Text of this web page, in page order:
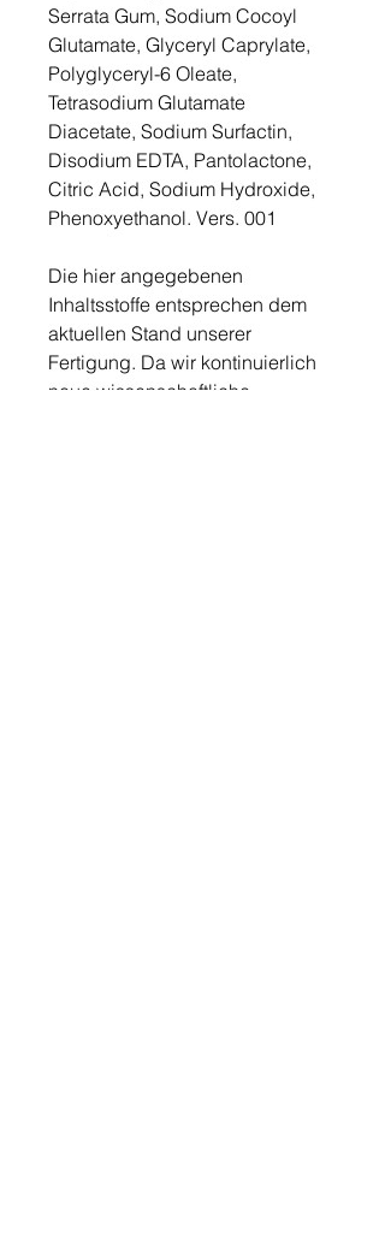
Serrata Gum, Sodium Cocoyl
Glutamate, Glyceryl Caprylate,
Polyglyceryl-6 Oleate,
Tetrasodium Glutamate
Diacetate, Sodium Surfactin,
Disodium EDTA, Pantolactone,
Citric Acid, Sodium Hydroxide,
Phenoxyethanol. Vers. 001
Die hier angegebenen
Inhaltsstoffe entsprechen dem
aktuellen Stand unserer
Fertigung. Da wir kontinuierlich
neue wissenschaftliche